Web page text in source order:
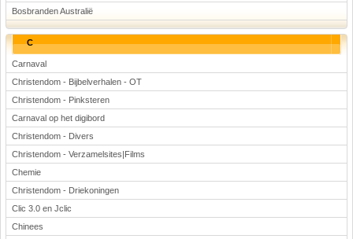
Bosbranden Australië
C
Carnaval
Christendom - Bijbelverhalen - OT
Christendom - Pinksteren
Carnaval op het digibord
Christendom - Divers
Christendom - Verzamelsites|Films
Chemie
Christendom - Driekoningen
Clic 3.0 en Jclic
Chinees